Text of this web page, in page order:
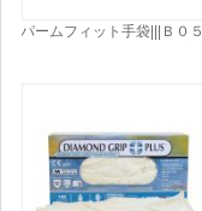
パームフィット手袋|||Ｂ０５